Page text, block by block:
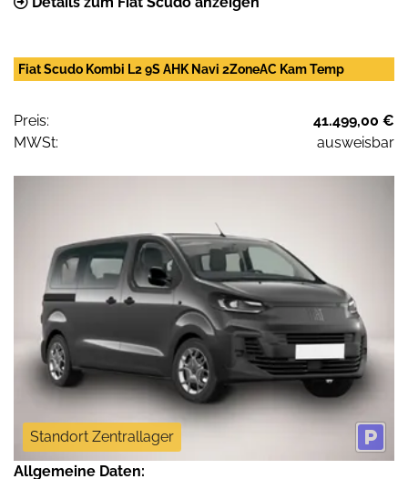
Fiat Scudo Kombi L2 9S AHK Navi 2ZoneAC Kam Temp
Preis:
41.499,00 €
MWSt:
ausweisbar
Standort Zentrallager
Allgemeine Daten: